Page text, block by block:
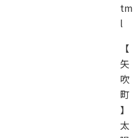
tm
l
【
矢
吹
町
】
太